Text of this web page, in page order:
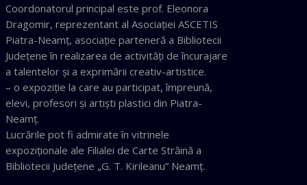
Coordonatorul principal este prof. Eleonora
Dragomir, reprezentant al Asociației ASCETIS
Piatra-Neamț, asociație parteneră a Bibliotecii
Județene în realizarea de activități de încurajare
a talentelor și a exprimării creativ-artistice.
– o expoziție la care au participat, împreună,
elevi, profesori și artiști plastici din Piatra-
Neamț.
Lucrările pot fi admirate în vitrinele
expoziționale ale Filialei de Carte Străină a
Bibliotecii Județene „G. T. Kirileanu” Neamț.